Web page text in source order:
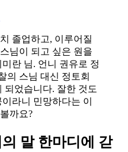
졸업하고, 이루어질
님이 되고 싶은 원을
란 님. 언니 권유로 정
의 스님 대신 정토회
되었습니다. 잘한 것도
라니 민망하다는 이
까요?
말 한마디에 갇